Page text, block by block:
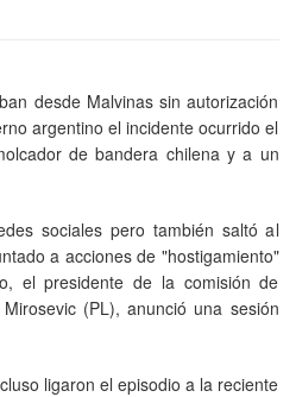
desde Malvinas sin autorización
argentino el incidente ocurrido el
de bandera chilena y a un
sociales pero también saltó al
a acciones de "hostigamiento"
el presidente de la comisión de
(PL), anunció una sesión
ligaron el episodio a la reciente